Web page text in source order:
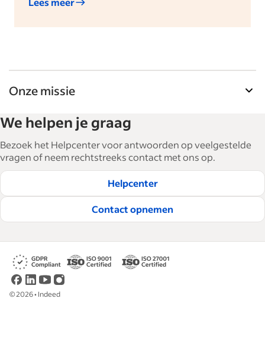
Onze missie
bedrijven bij het uitbreiden en managen van hun
personeel. Met meer dan 15.000 artikelen in 6
talen bieden we tactisch advies, tips en best
practices om bedrijven te helpen de beste
medewerkers te werven en te behouden.
Lees onze redactionele richtlijnen
We helpen je graag
Bezoek het Helpcenter voor antwoorden op veelgestelde
vragen of neem rechtstreeks contact met ons op.
Helpcenter
Contact opnemen
©2026• Indeed